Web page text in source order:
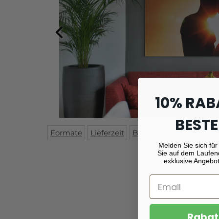
Formate Lieferzeit Beschreibung
10%
Melden Sie sich
Sie auf dem
exklusive